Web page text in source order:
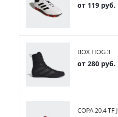
от 119 руб.
BOX HOG 3
от 280 руб.
COPA 20.4 TF J